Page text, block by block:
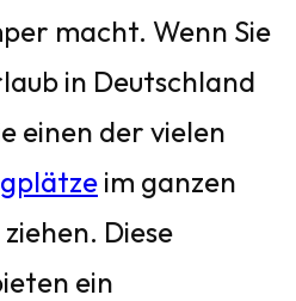
macht. Wenn Sie
in Deutschland
einen der vielen
im ganzen
Diese
ein